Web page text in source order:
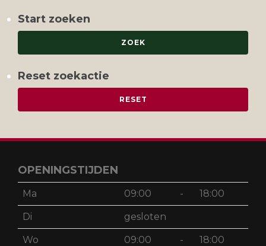
Start zoeken
Reset zoekactie
OPENINGSTIJDEN
Ma 09:00 - 18:00
Di gesloten
Wo 09:00 - 18:00